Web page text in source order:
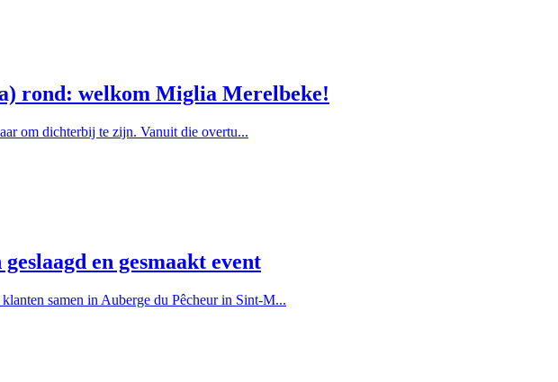
rond: welkom Miglia Merelbeke!
om dichterbij te zijn. Vanuit die overtu...
en gesmaakt event
samen in Auberge du Pêcheur in Sint-M...